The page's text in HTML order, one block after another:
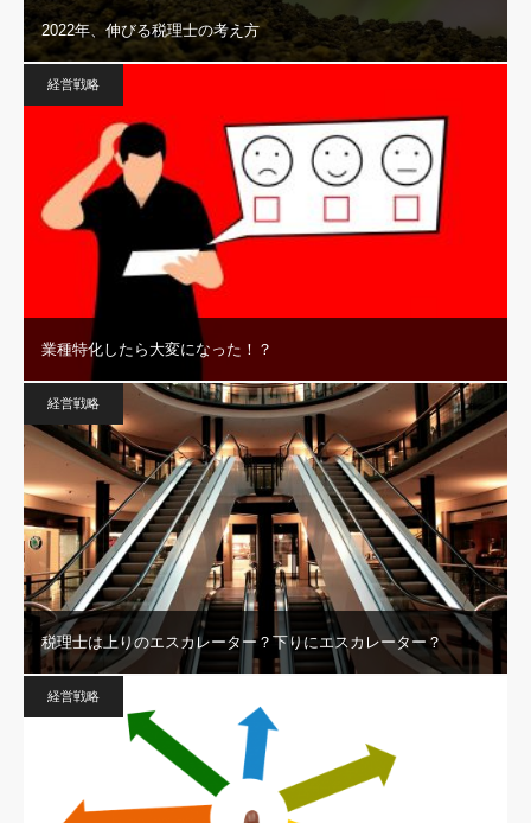
2022年、伸びる税理士の考え方
経営戦略
業種特化したら大変になった！？
経営戦略
税理士は上りのエスカレーター？下りにエスカレーター？
経営戦略